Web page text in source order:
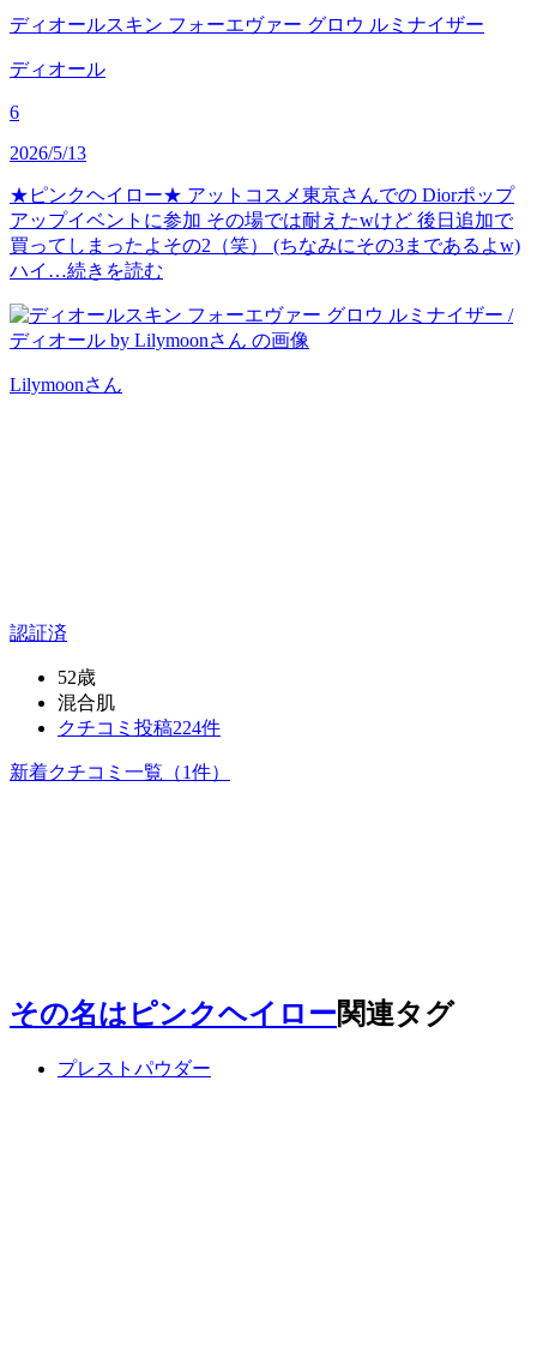
ディオールスキン フォーエヴァー グロウ ルミナイザー
ディオール
6
2026/5/13
★ピンクヘイロー★ アットコスメ東京さんでの Diorポップ
アップイベントに参加 その場では耐えたwけど 後日追加で
買ってしまったよその2（笑） (ちなみにその3まであるよw)
ハイ…続きを読む
Lilymoonさん
認証済
52歳
混合肌
クチコミ投稿224件
新着クチコミ一覧 （1件）
その名はピンクヘイロー関連タグ
プレストパウダー